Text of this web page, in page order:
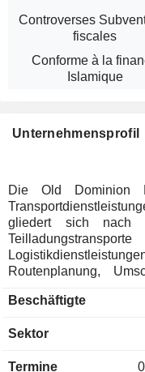
Controverses
fiscales
Conforme à la
Islamique
Unternehmensprofil
Die Old Dominion
gliedert sich nach
Teilladungstransporte (99,1 %); -
Routenplanung,
2025 verfügte die
Beschäftigte
Sektor
Termine